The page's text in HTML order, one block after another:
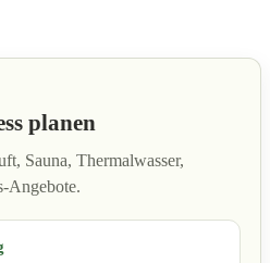
planen
Sauna, Thermalwasser,
Angebote.